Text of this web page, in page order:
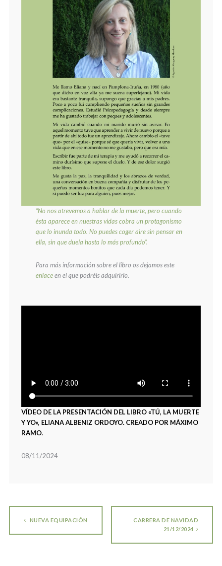
“No nos atrevemos a hablar de la muerte, pero cuando
ésta apareceen nuestras vidas cobra un protagonismo
que lo inunda todo. No puedes coger aire sin pensar en
ella, sin que duela hasta lo más profundo”.
Para más información sobre el libro os dejamos este
enlaceen el que podréis adquirirlo.
VÍDEO DE LA PRESENTACIÓN DEL LIBRO «TÚ, LA MUERTE
Y YO», ELIANA ALBENIZ ORDOYO. CREADO POR MÁXIMO
RAMO.
08/11/2024
NUEVA EQUIPACIÓN
CARRERA DE NAVIDAD
21/12/2024